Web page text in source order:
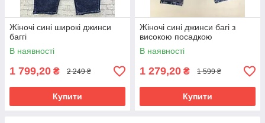
Жіночі сині широкі джинси
баггі
В наявності
1 799,20 ₴ 2 249 ₴
Купити
Жіночі сині джинси багі з
високою посадкою
В наявності
1 279,20 ₴ 1 599 ₴
Купити